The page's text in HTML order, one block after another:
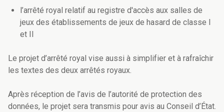
l’arrêté royal relatif au registre d'accès aux salles de
jeux des établissements de jeux de hasard de classe I
et II
Le projet d’arrêté royal vise aussi à simplifier et à rafraîchir
les textes des deux arrêtés royaux.
Après réception de l’avis de l’autorité de protection des
données, le projet sera transmis pour avis au Conseil d’État.